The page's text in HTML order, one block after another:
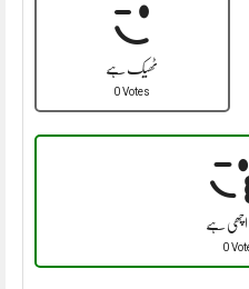
ٹھیک ہے
0 Votes
ہے
0